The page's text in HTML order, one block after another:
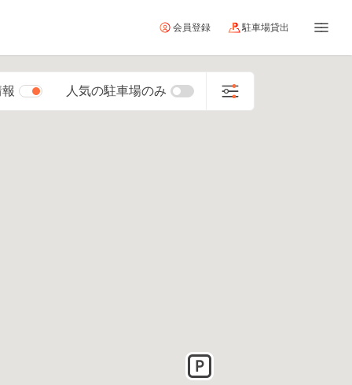
会員登録 駐車場貸出
人気の駐車場のみ